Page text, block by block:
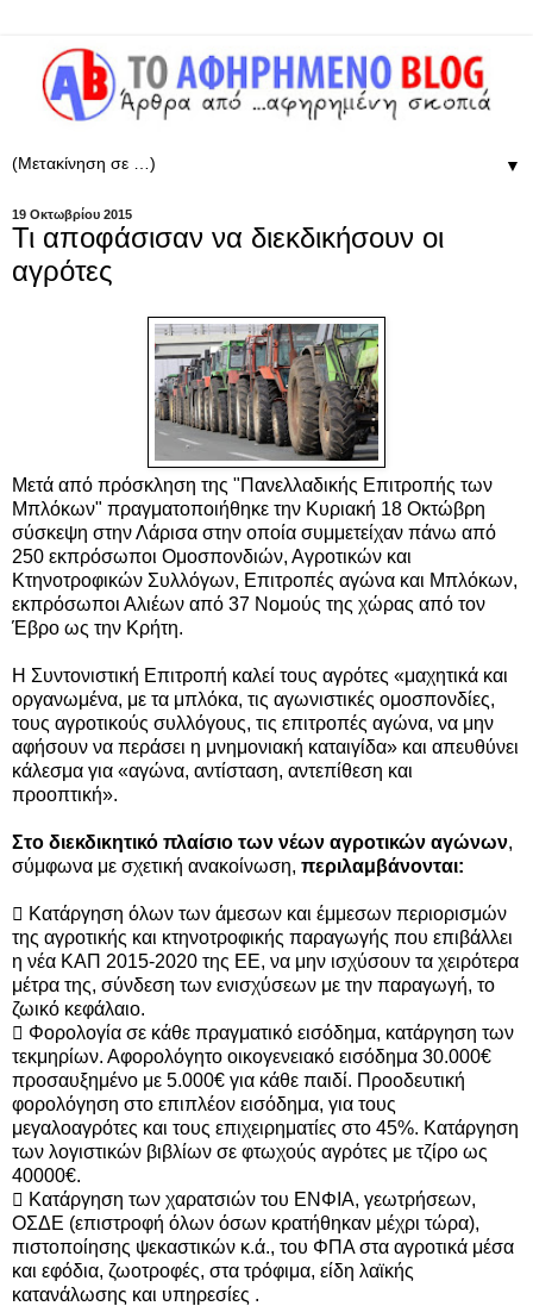
▼
19 Οκτωβρίου 2015
Τι αποφάσισαν να διεκδικήσουν οι
αγρότες
Μετά από πρόσκληση της "Πανελλαδικής Επιτροπής των
Μπλόκων" πραγματοποιήθηκε την Κυριακή 18 Οκτώβρη
σύσκεψη στην Λάρισα στην οποία συμμετείχαν πάνω από
250 εκπρόσωποι Ομοσπονδιών, Αγροτικών και
Κτηνοτροφικών Συλλόγων, Επιτροπές αγώνα και Μπλόκων,
εκπρόσωποι Αλιέων από 37 Νομούς της χώρας από τον
Έβρο ως την Κρήτη.
Η Συντονιστική Επιτροπή καλεί τους αγρότες «μαχητικά και
οργανωμένα, με τα μπλόκα, τις αγωνιστικές ομοσπονδίες,
τους αγροτικούς συλλόγους, τις επιτροπές αγώνα, να μην
αφήσουν να περάσει η μνημονιακή καταιγίδα» και απευθύνει
κάλεσμα για «αγώνα, αντίσταση, αντεπίθεση και
προοπτική».
Στο διεκδικητικό πλαίσιο των νέων αγροτικών αγώνων,
σύμφωνα με σχετική ανακοίνωση, περιλαμβάνονται:
 Κατάργηση όλων των άμεσων και έμμεσων περιορισμών
της αγροτικής και κτηνοτροφικής παραγωγής που επιβάλλει
η νέα ΚΑΠ 2015-2020 της ΕΕ, να μην ισχύσουν τα χειρότερα
μέτρα της, σύνδεση των ενισχύσεων με την παραγωγή, το
ζωικό κεφάλαιο.
 Φορολογία σε κάθε πραγματικό εισόδημα, κατάργηση των
τεκμηρίων. Αφορολόγητο οικογενειακό εισόδημα 30.000€
προσαυξημένο με 5.000€ για κάθε παιδί. Προοδευτική
φορολόγηση στο επιπλέον εισόδημα, για τους
μεγαλοαγρότες και τους επιχειρηματίες στο 45%. Κατάργηση
των λογιστικών βιβλίων σε φτωχούς αγρότες με τζίρο ως
40000€.
 Κατάργηση των χαρατσιών του ΕΝΦΙΑ, γεωτρήσεων,
ΟΣΔΕ (επιστροφή όλων όσων κρατήθηκαν μέχρι τώρα),
πιστοποίησης ψεκαστικών κ.ά., του ΦΠΑ στα αγροτικά μέσα
και εφόδια, ζωοτροφές, στα τρόφιμα, είδη λαϊκής
κατανάλωσης και υπηρεσίες .